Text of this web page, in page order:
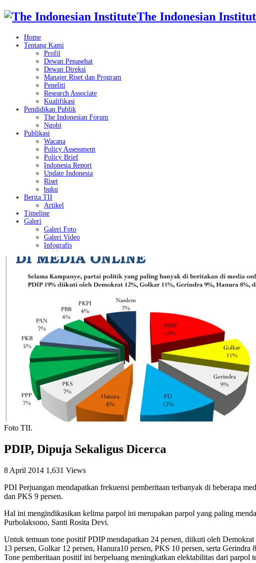
The Indonesian
Home
Tentang Kami
Profil
Dewan Penasehat
Dewan Direksi
Manajer Riset dan Program
Peneliti
Research Associate
Kualifikasi
Pendidikan Publik
The Indonesian Forum
Ngobi
Publikasi
Wacana
Policy Assessment
Policy Brief
Indonesia Report
Update Indonesia
Riset
buku
Berita TII
Artikel
Timeline
Galeri
Galeri Foto
Galeri Video
Infografis
Foto TII.
PDIP, Dipuja Sekaligus Dicerca
8 April 2014 1,631 Views
PDI Perjuangan mendapatkan frekuensi pemberitaan terbanyak di beberapa
dan PKS 9 persen.
Hal ini mengindikasikan kelima parpol ini merupakan parpol yang paling
Purbolaksono, Santi Rosita Devi.
Untuk temuan tone positif PDIP mendapatkan 24 persen, diikuti oleh Demokrat
13 persen, Golkar 12 persen, Hanura10 persen, PKS 10 persen, serta Gerindra
Tone pemberitaan positif ini berpeluang meningkatkan elektabilitas dari parpol